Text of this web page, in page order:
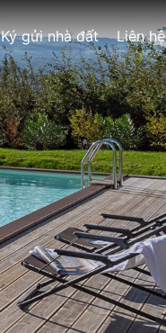
Ký gửi nhà đất Liên hệ